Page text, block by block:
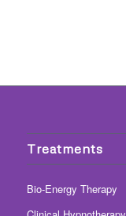
Treatments
Bio-Energy Therapy